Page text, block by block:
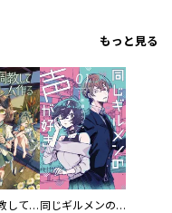
もっと見る
奴隷を調教してハーレム作る 同じギルメンの声が好き